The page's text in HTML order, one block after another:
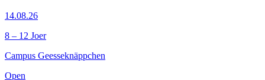
14.08.26
8 – 12 Joer
Campus Geesseknäppchen
Open